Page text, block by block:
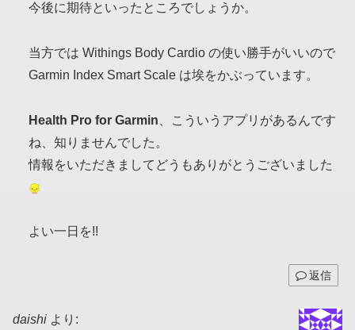
今後に期待といったところでしょうか。
当方では Withings Body Cardio の使い勝手がいいので
Garmin Index Smart Scale は埃をかぶっています。
Health Pro for Garmin 、こういうアプリがあるんです
ね、知りませんでした。
情報をいただきましてどうもありがとうございました
よい一日を!!
返信
daishi より: